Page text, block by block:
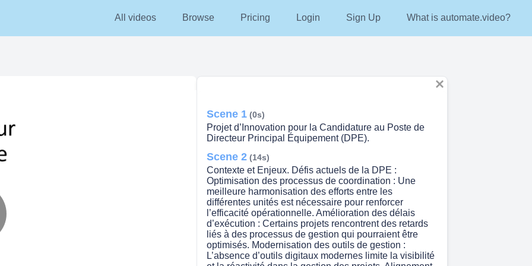
All videos Browse Pricing Login Sign Up What is automate.video?
Scene 1 (0s)
Projet d’Innovation pour la Candidature au Poste de
Directeur Principal Équipement (DPE).
Scene 2 (14s)
Contexte et Enjeux. Défis actuels de la DPE :
Optimisation des processus de coordination : Une
meilleure harmonisation des efforts entre les
différentes unités est nécessaire pour renforcer
l’efficacité opérationnelle. Amélioration des délais
d’exécution : Certains projets rencontrent des retards
liés à des processus de gestion qui pourraient être
optimisés. Modernisation des outils de gestion :
L’absence d’outils digitaux modernes limite la visibilité